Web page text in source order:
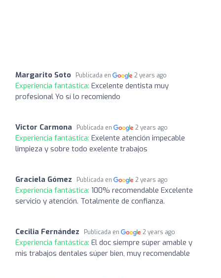
Margarito Soto Publicada en 2 years ago
Experiencia fantástica: Excelente dentista muy
profesional Yo sí lo recomiendo
Victor Carmona Publicada en 2 years ago
Experiencia fantástica: Exelente atención impecable
limpieza y sobre todo exelente trabajos
Graciela Gómez Publicada en 2 years ago
Experiencia fantástica: 100% recomendable Excelente
servicio y atención. Totalmente de confianza.
Cecilia Fernández Publicada en 2 years ago
Experiencia fantástica: El doc siempre súper amable y
mis trabajos dentales súper bien, muy recomendable